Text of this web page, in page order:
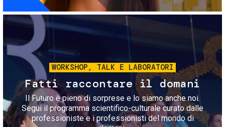
Immagine
WORKSHOP, TALK E LABORATORI
Fatti raccontare il domani
Il Futuro è pieno di sorprese e lo siamo anche noi.
Segui il programma scientifico-culturale curato dalle
professioniste e i professionisti del mondo di